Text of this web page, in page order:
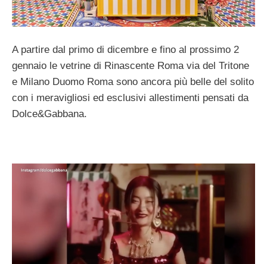
A partire dal primo di dicembre e fino al prossimo 2
gennaio le vetrine di Rinascente Roma via del Tritone
e Milano Duomo Roma sono ancora più belle del solito
con i meravigliosi ed esclusivi allestimenti pensati da
Dolce&Gabbana.